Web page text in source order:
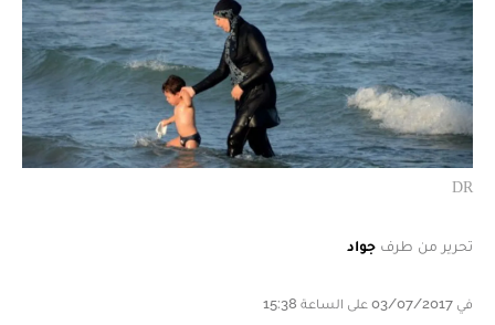
DR
تحرير من طرف جواد
في 03/07/2017 على الساعة 15:38